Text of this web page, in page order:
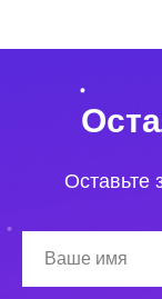
Оставьте